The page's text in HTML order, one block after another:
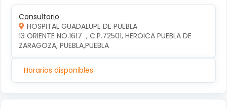
Consultorio
HOSPITAL GUADALUPE DE PUEBLA
13 ORIENTE NO.1617  , C.P.72501, HEROICA PUEBLA DE
ZARAGOZA, PUEBLA,PUEBLA
Horarios disponibles